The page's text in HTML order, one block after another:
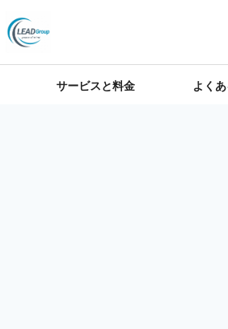
サービスと料金 よく